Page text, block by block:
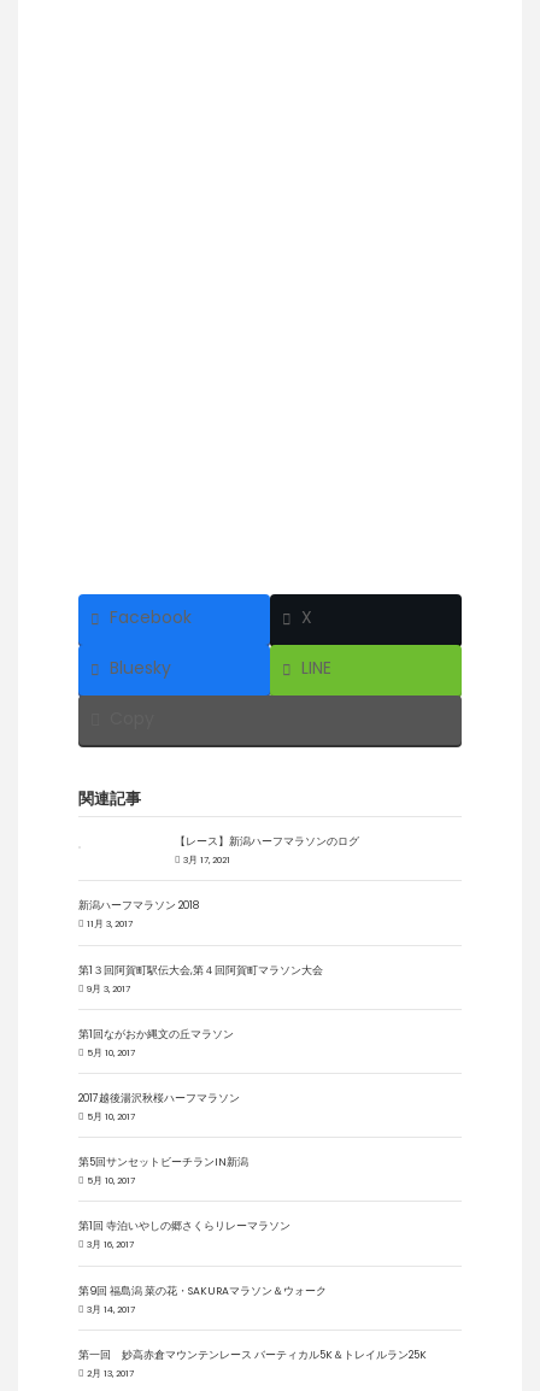
Facebook X
Bluesky LINE
関連記事
【レース】新潟ハーフマラソンのログ
3月 17, 2021
新潟ハーフマラソン 2018
11月 3, 2017
第1３回阿賀町駅伝大会,第４回阿賀町マラソン大会
9月 3, 2017
第1回ながおか縄文の丘マラソン
5月 10, 2017
2017越後湯沢秋桜ハーフマラソン
5月 10, 2017
第5回サンセットビーチランIN新潟
5月 10, 2017
第1回 寺泊いやしの郷さくらリレーマラソン
3月 16, 2017
第9回 福島潟 菜の花・SAKURAマラソン＆ウォーク
3月 14, 2017
第一回 妙高赤倉マウンテンレース バーティカル5K＆トレイルラン25K
2月 13, 2017